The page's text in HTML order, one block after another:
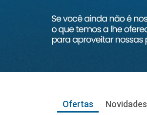
Ofertas Novidades